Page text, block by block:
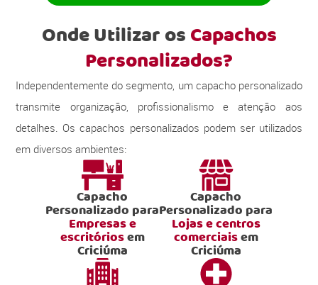
Onde Utilizar osCapachos
Personalizados?
Independentemente do segmento, um capacho personalizado
transmite organização, profissionalismo e atenção aos
detalhes. Os capachos personalizados podem ser utilizados
em diversos ambientes:
Capacho
Personalizado para
Empresas e
escritóriosem
Criciúma
Capacho
Personalizado para
Lojas e centros
comerciaisem
Criciúma